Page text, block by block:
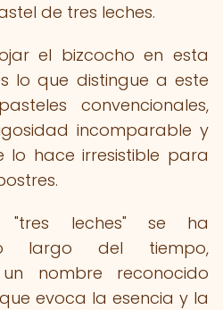
de tres leches.
el bizcocho en esta
lo que distingue a este
convencionales,
incomparable y
lo hace irresistible para
"tres leches" se ha
largo del tiempo,
nombre reconocido
evoca la esencia y la